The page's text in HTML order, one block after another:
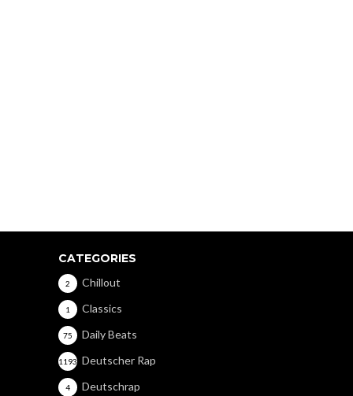
CATEGORIES
Chillout
2
Classics
1
Daily Beats
75
Deutscher Rap
1193
Deutschrap
4